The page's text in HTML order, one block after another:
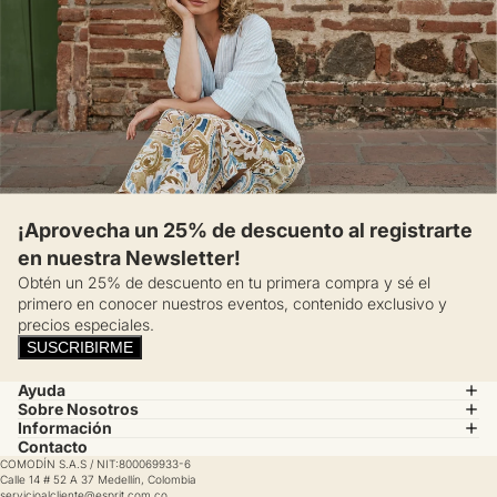
¡Aprovecha un 25% de descuento al registrarte
en nuestra Newsletter!
Obtén un 25% de descuento en tu primera compra y sé el
primero en conocer nuestros eventos, contenido exclusivo y
precios especiales.
SUSCRIBIRME
Ayuda
Sobre Nosotros
Información
Contacto
COMODÍN S.A.S / NIT:800069933-6
Calle 14 # 52 A 37 Medellín, Colombia